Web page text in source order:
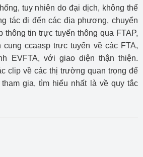
tuy nhiên do đại dịch, không thể
tác đi đến các địa phương, chuyển
thông tin trực tuyến thông qua FTAP,
ccaasp trực tuyến về các FTA,
EVFTA, với giao diện thận thiện.
clip về các thị trường quan trọng để
gia, tìm hiểu nhất là về quy tắc